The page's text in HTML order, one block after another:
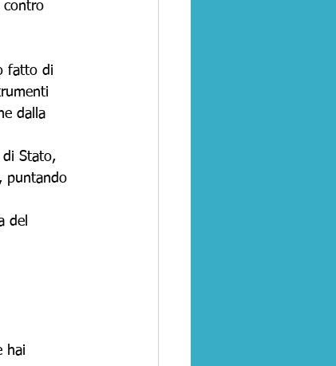
contro
fatto di
dalla
di Stato,
puntando
del
hai